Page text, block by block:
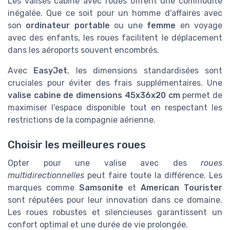
inégalée. Que ce soit pour un homme d'affaires avec
son ordinateur portable ou une femme en voyage
avec des enfants, les roues facilitent le déplacement
dans les aéroports souvent encombrés.
Avec EasyJet, les dimensions standardisées sont
cruciales pour éviter des frais supplémentaires. Une
valise cabine de dimensions 45x36x20 cmpermet de
maximiser l'espace disponible tout en respectant les
restrictions de la compagnie aérienne.
Choisir les meilleures roues
Opter pour une valise avec des roues
multidirectionnelles peut faire toute la différence. Les
marques comme Samsonite et American Tourister
sont réputées pour leur innovation dans ce domaine.
Les roues robustes et silencieuses garantissent un
confort optimal et une durée de vie prolongée.